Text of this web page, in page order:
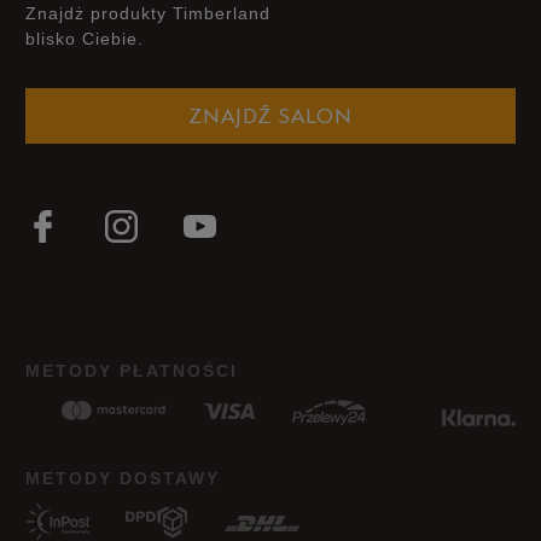
Znajdż produkty Timberland
blisko Ciebie.
ZNAJDŹ SALON
METODY PŁATNOŚCI
METODY DOSTAWY